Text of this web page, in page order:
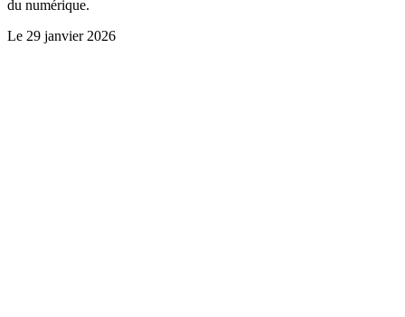
du numérique.
Le 29 janvier 2026